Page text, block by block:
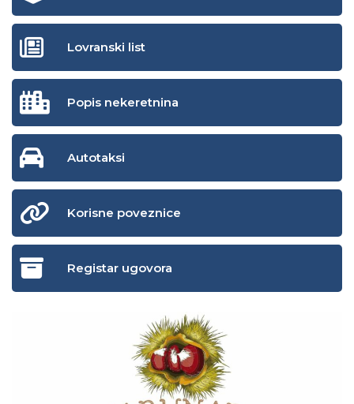
Lovranski list
Popis nekeretnina
Autotaksi
Korisne poveznice
Registar ugovora